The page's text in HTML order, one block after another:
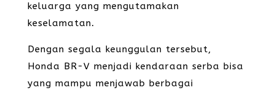
keluarga yang mengutamakan
keselamatan.
Dengan segala keunggulan tersebut,
Honda BR-V menjadi kendaraan serba bisa
yang mampu menjawab berbagai